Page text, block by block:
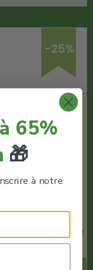
-25%
3.2% – Odile
65%
🎁
à notre